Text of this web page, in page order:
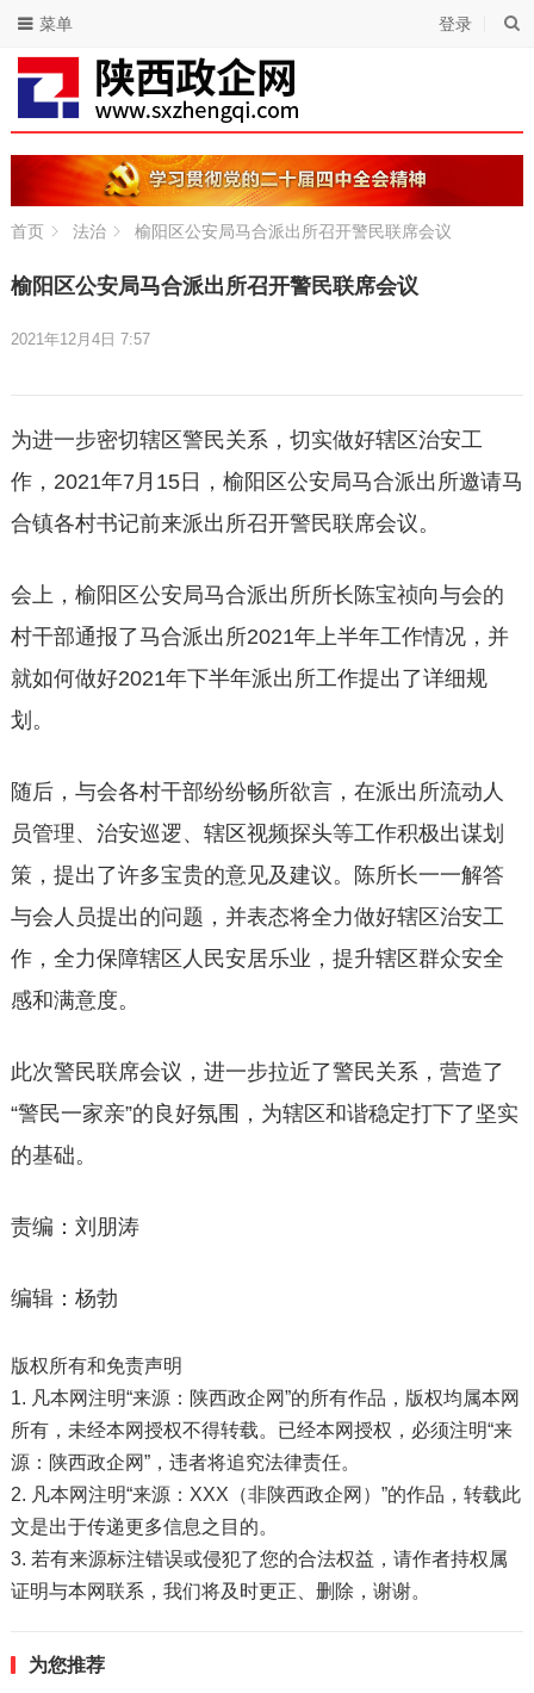
登录
菜单
首页 法治 榆阳区公安局马合派出所召开警民联席会议
榆阳区公安局马合派出所召开警民联席会议
2021年12月4日 7:57
为进一步密切辖区警民关系，切实做好辖区治安工
作，2021年7月15日，榆阳区公安局马合派出所邀请马
合镇各村书记前来派出所召开警民联席会议。
会上，榆阳区公安局马合派出所所长陈宝祯向与会的
村干部通报了马合派出所2021年上半年工作情况，并
就如何做好2021年下半年派出所工作提出了详细规
划。
随后，与会各村干部纷纷畅所欲言，在派出所流动人
员管理、治安巡逻、辖区视频探头等工作积极出谋划
策，提出了许多宝贵的意见及建议。陈所长一一解答
与会人员提出的问题，并表态将全力做好辖区治安工
作，全力保障辖区人民安居乐业，提升辖区群众安全
感和满意度。
此次警民联席会议，进一步拉近了警民关系，营造了
“警民一家亲”的良好氛围，为辖区和谐稳定打下了坚实
的基础。
责编：刘朋涛
编辑：杨勃
版权所有和免责声明
1. 凡本网注明“来源：陕西政企网”的所有作品，版权均属本网
所有，未经本网授权不得转载。已经本网授权，必须注明“来
源：陕西政企网”，违者将追究法律责任。
2. 凡本网注明“来源：XXX（非陕西政企网）”的作品，转载此
文是出于传递更多信息之目的。
3. 若有来源标注错误或侵犯了您的合法权益，请作者持权属
证明与本网联系，我们将及时更正、删除，谢谢。
为您推荐